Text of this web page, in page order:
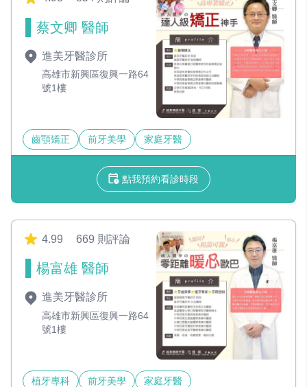
蔡文卿 醫師
進美牙醫診所
高雄市新興區復興一路64
號1樓
齒顎矯正 前牙美學 家庭牙醫
點我預約看診時段
4.99 669 則評論
楊富雄 醫師
進美牙醫診所
高雄市新興區復興一路64
號1樓
植牙專科 前牙美學 家庭牙醫